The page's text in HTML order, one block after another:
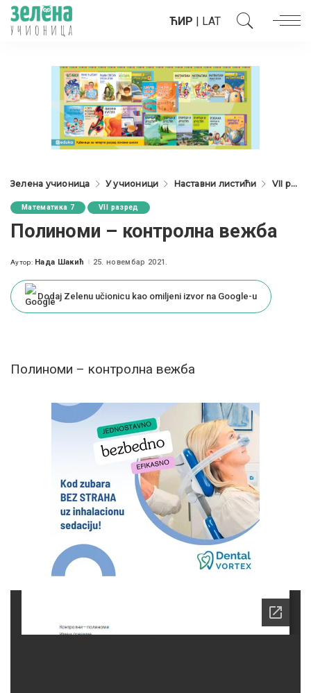
ЋИР | LAT
Зелена учионица У учионици Наставни листићи VII разред
Математика 7 VII разред
Полиноми – контролна вежба
Posted
Аутор: Нада Шакић 25. новембар 2021.
Dodaj Zelenu učionicu kao omiljeni izvor na Google-u
Полиноми – контролна вежба